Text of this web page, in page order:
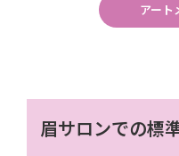
アート
眉サロンでの標